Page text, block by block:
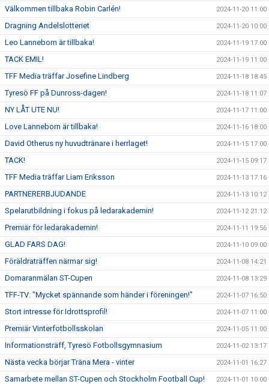
Välkommen tillbaka Robin Carlén! 2024-11-20 11:00
Dragning Andelslotteriet 2024-11-20 10:00
Leo Lanneborn är tillbaka! 2024-11-19 17:00
TACK EMIL! 2024-11-19 11:00
TFF Media träffar Josefine Lindberg 2024-11-18 18:45
Tyresö FF på Dunross-dagen! 2024-11-18 11:07
NY LÅT UTE NU! 2024-11-17 11:00
Love Lanneborn är tillbaka! 2024-11-16 18:00
David Otherus ny huvudtränare i herrlaget! 2024-11-15 17:00
TACK! 2024-11-15 09:17
TFF Media träffar Liam Eriksson 2024-11-13 17:16
PARTNERERBJUDANDE 2024-11-13 10:12
Spelarutbildning i fokus på ledarakademin! 2024-11-12 21:12
Premiär för ledarakademin! 2024-11-11 19:56
GLAD FARS DAG! 2024-11-10 09:00
Föräldraträffen närmar sig! 2024-11-08 14:21
Domaranmälan ST-Cupen 2024-11-08 13:29
TFF-TV: "Mycket spännande som händer i föreningen!" 2024-11-07 16:50
Stort intresse för Idrottsprofil! 2024-11-07 11:00
Premiär Vinterfotbollsskolan 2024-11-05 11:00
Informationsträff, Tyresö Fotbollsgymnasium 2024-11-02 13:17
Nästa vecka börjar Träna Mera - vinter 2024-11-01 16:27
Samarbete mellan ST-Cupen och Stockholm Football Cup! 2024-11-01 10:00